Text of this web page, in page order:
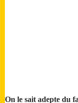
On le sait adepte du